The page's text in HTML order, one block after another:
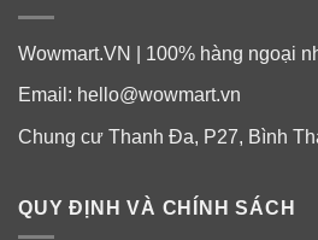
Wowmart.VN | 100% hàng ngoại
Email: hello@wowmart.vn
Chung cư Thanh Đa, P27, Bình
QUY ĐỊNH VÀ CHÍNH SÁCH